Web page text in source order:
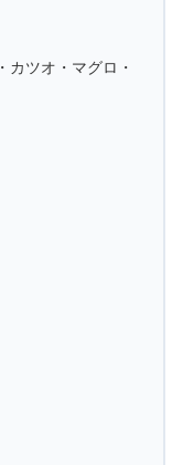
カツオ・マグロ・